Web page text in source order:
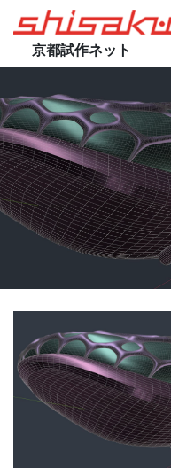
京都試作ネット
京都試作ネットの技術要素
試作実績
一押しスタッフ
プロジェクト
参画企業一覧